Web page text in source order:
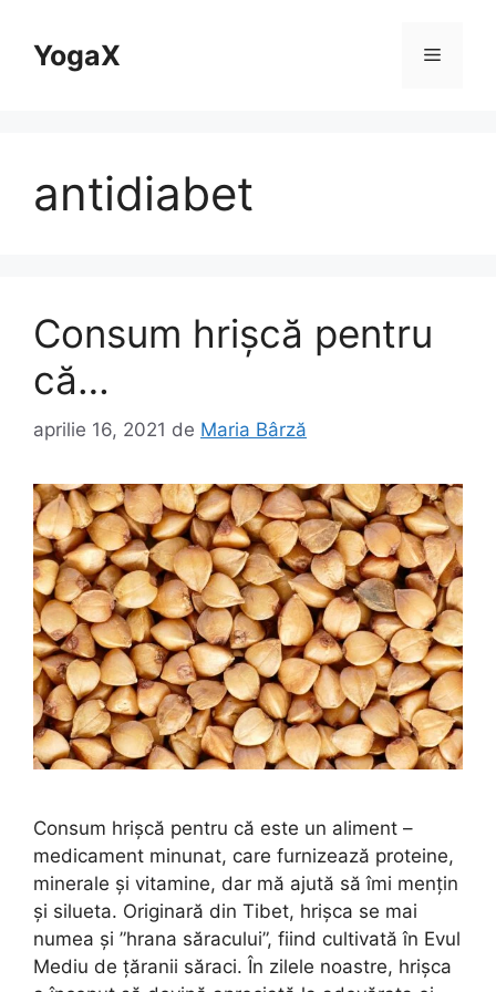
conținutYogaX Meniu
antidiabet
Consum hrișcă pentru
că…
aprilie 16, 2021 de Maria Bârză
Consum hrișcă pentru că este un aliment –
medicament minunat, care furnizează proteine,
minerale și vitamine, dar mă ajută să îmi mențin
și silueta. Originară din Tibet, hrișca se mai
numea și ”hrana săracului”, fiind cultivată în Evul
Mediu de țăranii săraci. În zilele noastre, hrișca